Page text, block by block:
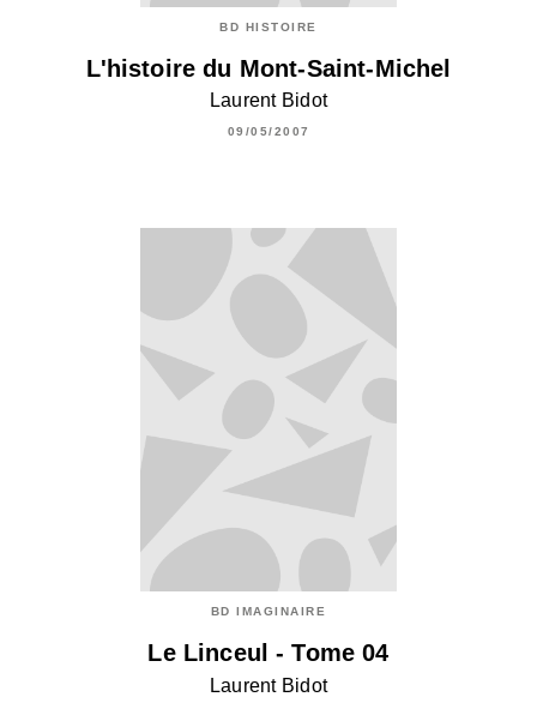
BD HISTOIRE
L'histoire du Mont-Saint-Michel
Laurent Bidot
09/05/2007
BD IMAGINAIRE
Le Linceul - Tome 04
Laurent Bidot